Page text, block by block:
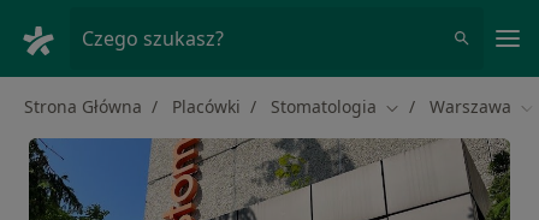
Czego szukasz?
Strona Główna Placówki Stomatologia Zmień miasto
Warszawa